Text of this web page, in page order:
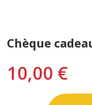
Chèque
10,00 €